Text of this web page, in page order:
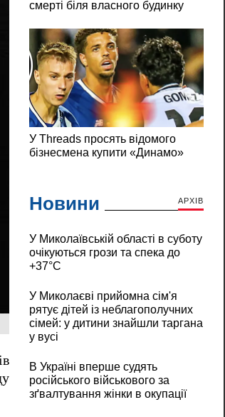
Новини АРХІВ
У Миколаївській області в суботу
очікуються грози та спека до
+37°C
У Миколаєві прийомна сім'я
рятує дітей із неблагополучних
сімей: у дитини знайшли таргана
у вусі
В Україні вперше судять
російського військового за
зґвалтування жінки в окупації